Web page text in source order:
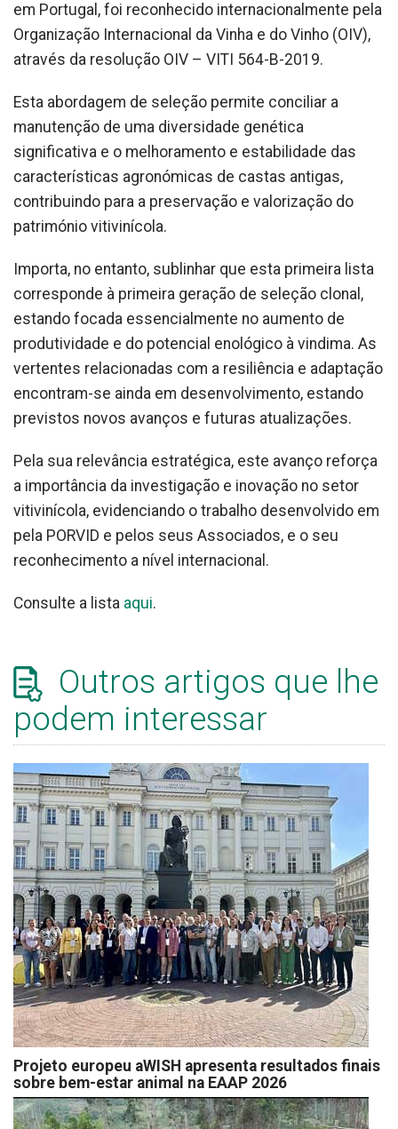
em Portugal, foi reconhecido internacionalmente pela
Organização Internacional da Vinha e do Vinho (OIV),
através da resolução OIV – VITI 564-B-2019.
Esta abordagem de seleção permite conciliar a
manutenção de uma diversidade genética
significativa e o melhoramento e estabilidade das
características agronómicas de castas antigas,
contribuindo para a preservação e valorização do
património vitivinícola.
Importa, no entanto, sublinhar que esta primeira lista
corresponde à primeira geração de seleção clonal,
estando focada essencialmente no aumento de
produtividade e do potencial enológico à vindima. As
vertentes relacionadas com a resiliência e adaptação
encontram-se ainda em desenvolvimento, estando
previstos novos avanços e futuras atualizações.
Pela sua relevância estratégica, este avanço reforça
a importância da investigação e inovação no setor
vitivinícola, evidenciando o trabalho desenvolvido em
pela PORVID e pelos seus Associados, e o seu
reconhecimento a nível internacional.
Consulte a lista aqui.
Outros artigos que lhe
podem interessar
Projeto europeu aWISH apresenta resultados finais
sobre bem-estar animal na EAAP 2026